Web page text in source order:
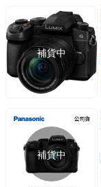
補貨中
補貨中